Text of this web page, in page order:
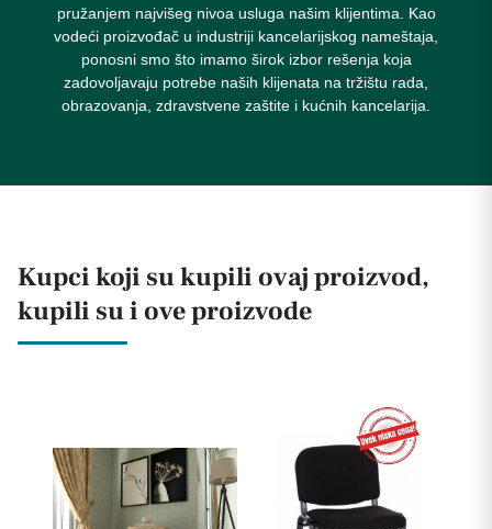
pružanjem najvišeg nivoa usluga našim klijentima. Kao
vodeći proizvođač u industriji kancelarijskog nameštaja,
ponosni smo što imamo širok izbor rešenja koja
zadovoljavaju potrebe naših klijenata na tržištu rada,
obrazovanja, zdravstvene zaštite i kućnih kancelarija.
Kupci koji su kupili ovaj proizvod,
kupili su i ove proizvode